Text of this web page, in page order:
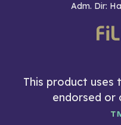
Adm. Dir:
This product uses
endorsed or